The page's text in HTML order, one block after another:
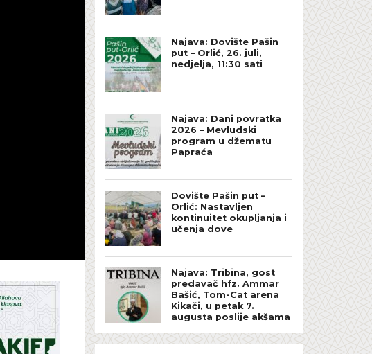
Najava: Dovište Pašin
put – Orlić, 26. juli,
nedjelja, 11:30 sati
Najava: Dani povratka
2026 – Mevludski
program u džematu
Papraća
Dovište Pašin put –
Orlić: Nastavljen
kontinuitet okupljanja i
učenja dove
Najava: Tribina, gost
predavač hfz. Ammar
Bašić, Tom-Cat arena
Kikači, u petak 7.
augusta poslije akšama